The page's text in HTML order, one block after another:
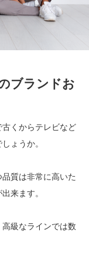
ブランドお
くからテレビなど
ょうか。
質は非常に高いた
来ます。
級なラインでは数